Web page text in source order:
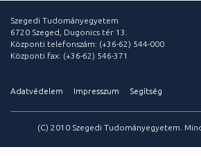
Szegedi Tudományegyetem
6720 Szeged, Dugonics tér 13.
Központi telefonszám: (+36-62) 544-000
Központi fax: (+36-62) 546-371
Adatvédelem Impresszum Segítség
(C) 2010 Szegedi Tudományegyetem.